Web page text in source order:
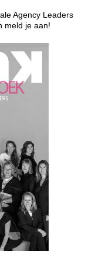
Agency Leaders
meld je aan!